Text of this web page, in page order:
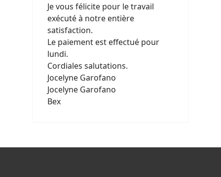
Je vous félicite pour le travail
exécuté à notre entière
satisfaction.
Le paiement est effectué pour
lundi.
Cordiales salutations.
Jocelyne Garofano
Jocelyne Garofano
Bex